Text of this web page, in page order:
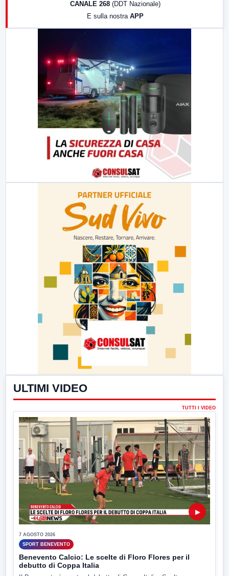
CANALE 268 (DDT Nazionale)
E sulla nostra APP
ULTIMI VIDEO
TUTTI I VIDEO
▶
7 AGOSTO 2026
SPORT BENEVENTO
Benevento Calcio: Le scelte di Floro Flores per il
debutto di Coppa Italia